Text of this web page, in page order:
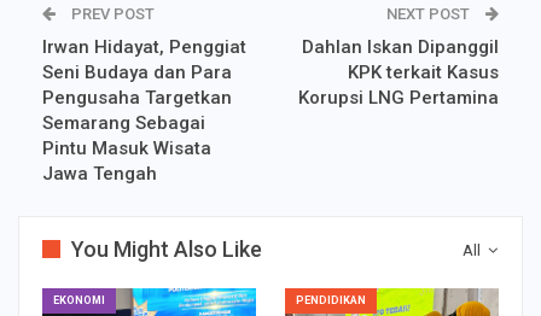
PREV POST
Irwan Hidayat, Penggiat
Seni Budaya dan Para
Pengusaha Targetkan
Semarang Sebagai
Pintu Masuk Wisata
Jawa Tengah
NEXT POST
Dahlan Iskan Dipanggil
KPK terkait Kasus
Korupsi LNG Pertamina
All
You Might Also Like
EKONOMI PENDIDIKAN